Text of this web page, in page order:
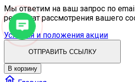
Мы ответим на ваш запрос по
результат рассмотрения вашего
Условия и положения акции
ОТПРАВИТЬ ССЫЛКУ
В корзину
